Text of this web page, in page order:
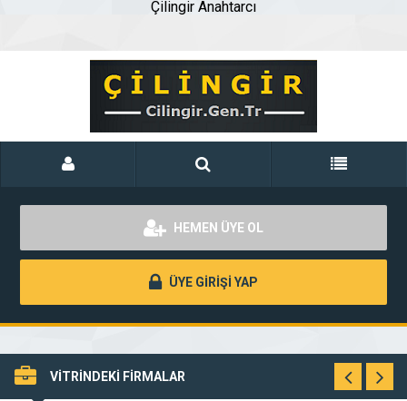
Çilingir Anahtarcı
HEMEN ÜYE OL
ÜYE GİRİŞİ YAP
VİTRİNDEKİ FİRMALAR